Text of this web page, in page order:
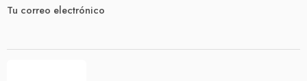
Tu correo electrónico